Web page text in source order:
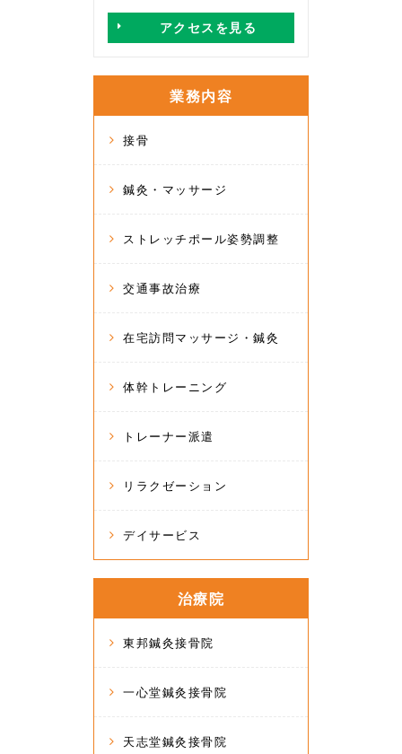
アクセスを見る
業務内容
接骨
鍼灸・マッサージ
ストレッチポール姿勢調整
交通事故治療
在宅訪問マッサージ・鍼灸
体幹トレーニング
トレーナー派遣
リラクゼーション
デイサービス
治療院
東邦鍼灸接骨院
一心堂鍼灸接骨院
天志堂鍼灸接骨院